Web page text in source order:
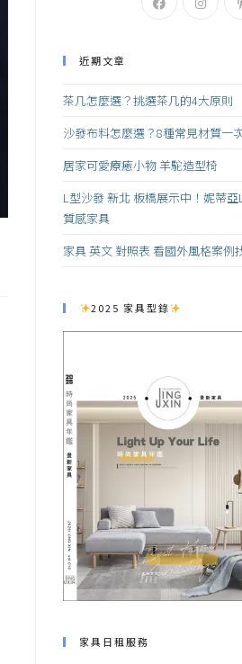
近期文章
茶几怎麼選？挑選茶几的4大原則
沙發布料怎麼選？8種常見材質一
居家可愛療癒小物 羊駝造型椅
L型沙發 新北 板橋展示中！妮蒂
質感家具
家具 英文 對照表 看國外風格案例
2025 家具型錄
家具日租服務